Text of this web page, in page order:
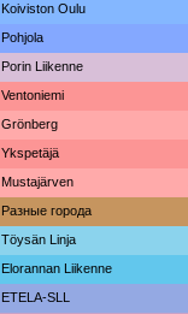
Koiviston Oulu
Pohjola
Porin Liikenne
Ventoniemi
Grönberg
Ykspetäjä
Mustajärven
Разные города
Töysän Linja
Elorannan Liikenne
ETELA-SLL